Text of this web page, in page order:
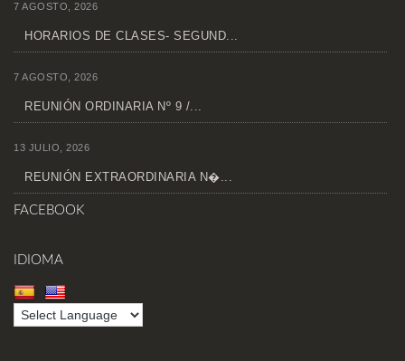
7 AGOSTO, 2026
HORARIOS DE CLASES- SEGUND...
7 AGOSTO, 2026
REUNIÓN ORDINARIA Nº 9 /...
13 JULIO, 2026
REUNIÓN EXTRAORDINARIA N�...
FACEBOOK
IDIOMA